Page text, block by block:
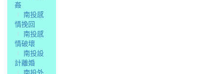
姦
南投感
情挽回
南投感
情破壞
南投設
計離婚